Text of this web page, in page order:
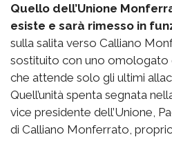
Quello dell’Unione
esiste e sarà rimesso in
sulla salita verso Calliano
sostituito con uno omologato
che attende solo gli ultimi
Quell’unità spenta segnata
vice presidente dell’Unione,
di Calliano Monferrato,